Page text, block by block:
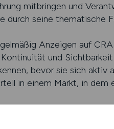
mitbringen und
durch seine thematische
Anzeigen auf
und
bevor sie sich
in einem Markt, in dem
CRAFT.JOBS schalten